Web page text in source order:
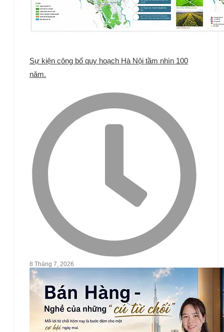
Sự kiện công bố quy hoạch Hà Nội tầm nhìn 100
năm.
8 Tháng 7, 2026